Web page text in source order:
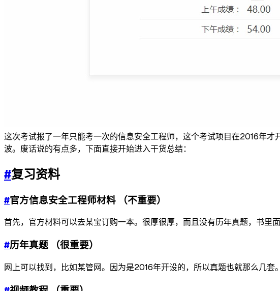
这次考试报了一年只能考一次的信息安全工程师，这个考试项目在2016年
波。废话说的有点多，下面直接开始进入干货总结：
#复习资料
#官方信息安全工程师材料 （不重要）
首先，官方材料可以去某宝订购一本。很厚很厚，而且没有历年真题，书里
#历年真题 （很重要）
网上可以找到，比如某管网。因为是2016年开设的，所以真题也就那么几套